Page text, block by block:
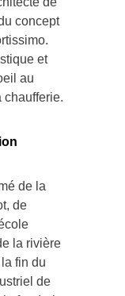
concept
et
au
de
la rivière
fin du
de
fonderie